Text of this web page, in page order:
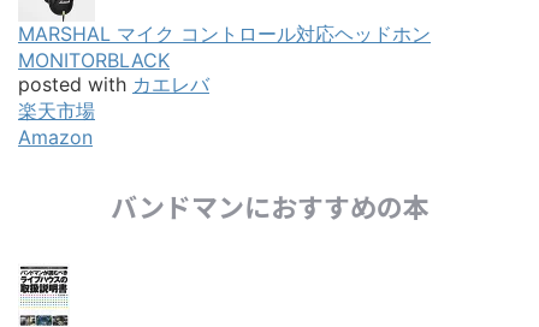
MARSHAL マイク コントロール対応ヘッドホン
MONITORBLACK
posted with カエレバ
楽天市場
Amazon
バンドマンにおすすめの本